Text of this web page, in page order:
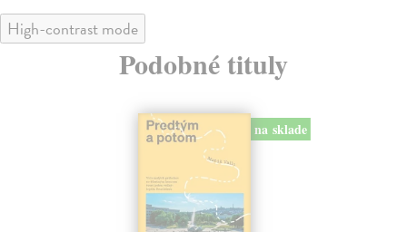
High-contrast mode
Podobné tituly
na sklade